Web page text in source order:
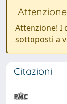
Attenzione
Attenzione! I
sottoposti a
Citazioni